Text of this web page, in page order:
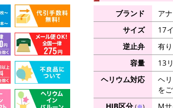
ブランド
ア
サイズ
17
逆止弁
有
容量
13
ヘリウム対応
ヘ
を
HIB区分
M